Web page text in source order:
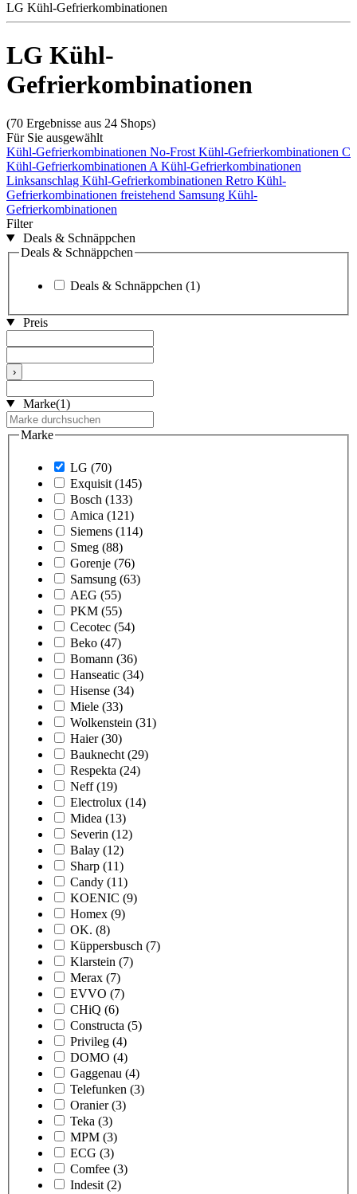
LG Kühl-Gefrierkombinationen
LG Kühl-
Gefrierkombinationen
(70 Ergebnisse aus 24 Shops)
Für Sie ausgewählt
Kühl-Gefrierkombinationen No-Frost Kühl-Gefrierkombinationen C
Kühl-Gefrierkombinationen A Kühl-Gefrierkombinationen
Linksanschlag Kühl-Gefrierkombinationen Retro Kühl-
Gefrierkombinationen freistehend Samsung Kühl-
Gefrierkombinationen
Filter
Deals & Schnäppchen
Deals & Schnäppchen
Deals & Schnäppchen (1)
Preis
›
Marke(1)
Marke
LG (70)
Exquisit (145)
Bosch (133)
Amica (121)
Siemens (114)
Smeg (88)
Gorenje (76)
Samsung (63)
AEG (55)
PKM (55)
Cecotec (54)
Beko (47)
Bomann (36)
Hanseatic (34)
Hisense (34)
Miele (33)
Wolkenstein (31)
Haier (30)
Bauknecht (29)
Respekta (24)
Neff (19)
Electrolux (14)
Midea (13)
Severin (12)
Balay (12)
Sharp (11)
Candy (11)
KOENIC (9)
Homex (9)
OK. (8)
Küppersbusch (7)
Klarstein (7)
Merax (7)
EVVO (7)
CHiQ (6)
Constructa (5)
Privileg (4)
DOMO (4)
Gaggenau (4)
Telefunken (3)
Oranier (3)
Teka (3)
MPM (3)
ECG (3)
Comfee (3)
Indesit (2)